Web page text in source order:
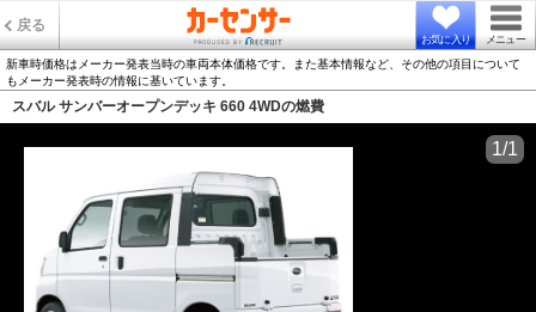
戻る
お気に入り メニュー
新車時価格はメーカー発表当時の車両本体価格です。また基本情報など、その他の項目について
もメーカー発表時の情報に基いています。
スバル サンバーオープンデッキ 660 4WDの燃費
1/1